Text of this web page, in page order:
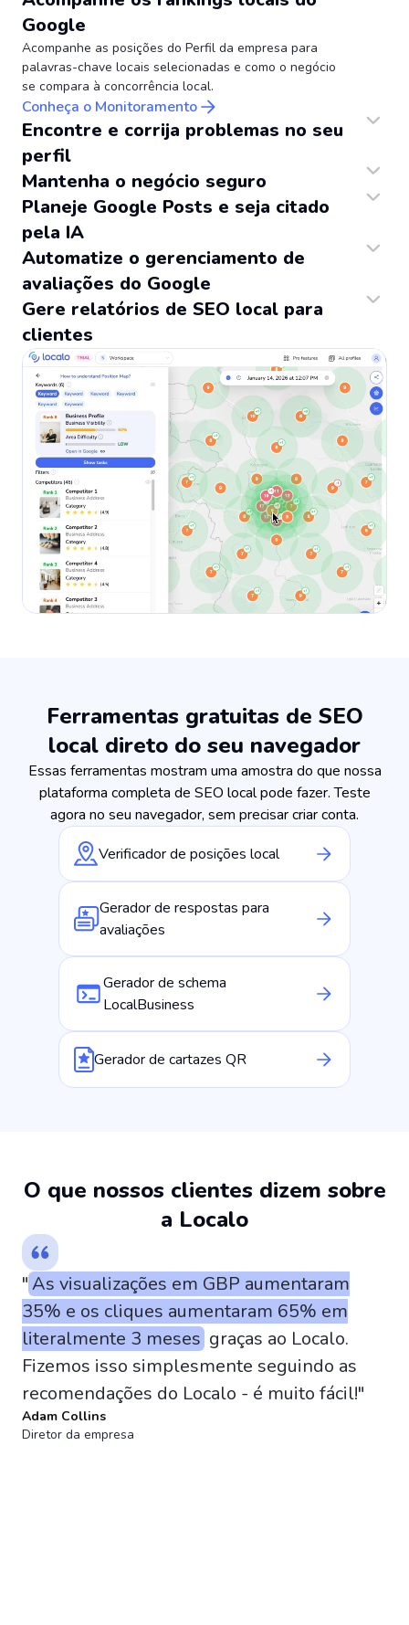
Google
Acompanhe as posições do Perfil da empresa para
palavras-chave locais selecionadas e como o negócio
se compara à concorrência local.
Conheça o Monitoramento
Encontre e corrija problemas no seu
perfil
Mantenha o negócio seguro
Planeje Google Posts e seja citado
pela IA
Automatize o gerenciamento de
avaliações do Google
Gere relatórios de SEO local para
clientes
Ferramentas gratuitas de SEO
local direto do seu navegador
Essas ferramentas mostram uma amostra do que nossa
plataforma completa de SEO local pode fazer. Teste
agora no seu navegador, sem precisar criar conta.
Verificador de posições local
Gerador de respostas para
avaliações
Gerador de schema
LocalBusiness
Gerador de cartazes QR
️‍O que nossos clientes dizem sobre
a Localo